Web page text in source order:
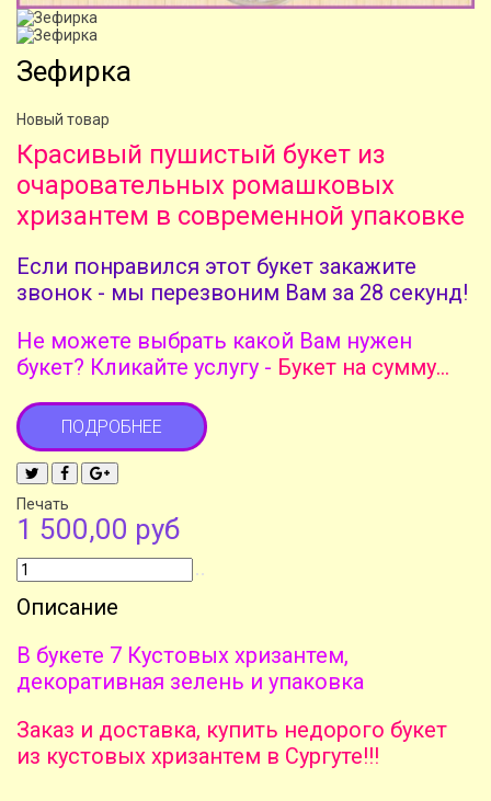
Зефирка
Новый товар
Красивый пушистый букет из
очаровательных ромашковых
хризантем в современной упаковке
Если понравился этот букет закажите
звонок - мы перезвоним Вам за 28 секунд!
Не можете выбрать какой Вам нужен
букет? Кликайте услугу - Букет на сумму...
ПОДРОБНЕЕ
Печать
1 500,00 руб
Описание
В букете 7 Кустовых хризантем,
декоративная зелень и упаковка
Заказ и доставка, купить недорого букет
из кустовых хризантем в Сургуте!!!